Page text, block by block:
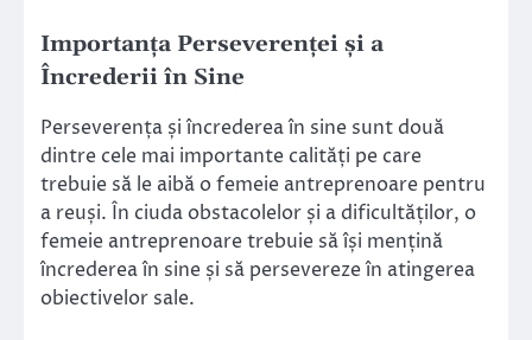
Importanța Perseverenței și a
Încrederii în Sine
Perseverența și încrederea în sine sunt două
dintre cele mai importante calități pe care
trebuie să le aibă o femeie antreprenoare pentru
a reuși. În ciuda obstacolelor și a dificultăților, o
femeie antreprenoare trebuie să își mențină
încrederea în sine și să persevereze în atingerea
obiectivelor sale.